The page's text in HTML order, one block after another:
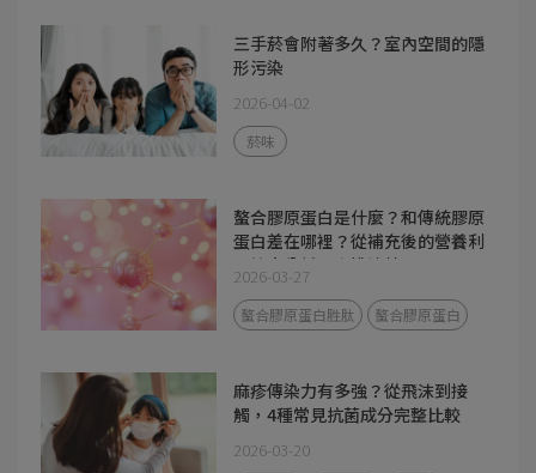
三手菸會附著多久？室內空間的隱
形污染
2026-04-02
菸味
螯合膠原蛋白是什麼？和傳統膠原
蛋白差在哪裡？從補充後的營養利
用效率分析一次說清楚
2026-03-27
螯合膠原蛋白胜肽 螯合膠原蛋白
麻疹傳染力有多強？從飛沫到接
觸，4種常見抗菌成分完整比較
2026-03-20